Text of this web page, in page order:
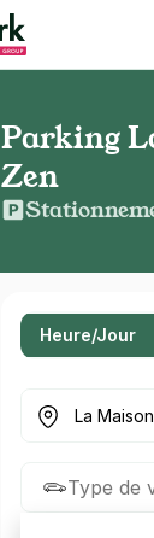
Parking
Zen
Heure/Jour
Où cherchez-
Type de